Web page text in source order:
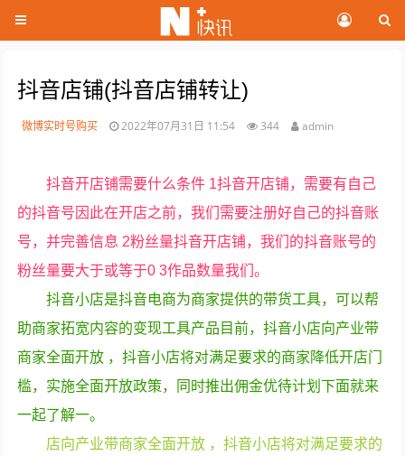
抖音店铺(抖音店铺转让)
微博实时号购买 2022年07月31日 11:54 344 admin
抖音开店铺需要什么条件 1抖音开店铺，需要有自己
的抖音号因此在开店之前，我们需要注册好自己的抖音账
号，并完善信息 2粉丝量抖音开店铺，我们的抖音账号的
粉丝量要大于或等于0 3作品数量我们。
抖音小店是抖音电商为商家提供的带货工具，可以帮
助商家拓宽内容的变现工具产品目前，抖音小店向产业带
商家全面开放 ，抖音小店将对满足要求的商家降低开店门
槛，实施全面开放政策，同时推出佣金优待计划下面就来
一起了解一。
店向产业带商家全面开放 ，抖音小店将对满足要求的